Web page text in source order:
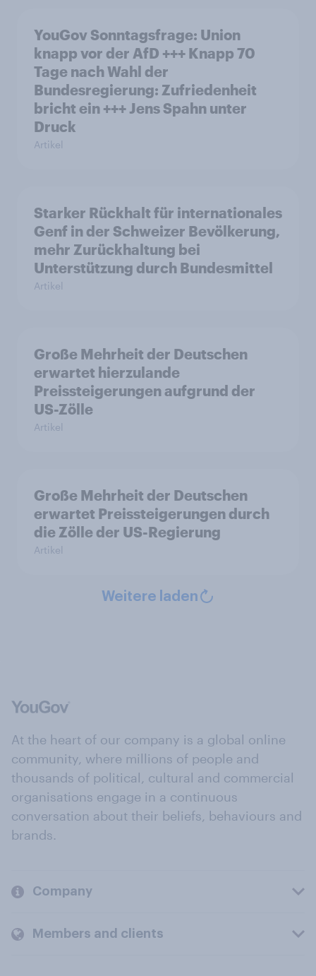
YouGov Sonntagsfrage: Union
knapp vor der AfD +++ Knapp 70
Tage nach Wahl der
Bundesregierung: Zufriedenheit
bricht ein +++ Jens Spahn unter
Druck
Artikel
Starker Rückhalt für internationales
Genf in der Schweizer Bevölkerung,
mehr Zurückhaltung bei
Unterstützung durch Bundesmittel
Artikel
Große Mehrheit der Deutschen
erwartet hierzulande
Preissteigerungen aufgrund der
US-Zölle
Artikel
Große Mehrheit der Deutschen
erwartet Preissteigerungen durch
die Zölle der US-Regierung
Artikel
Weitere laden
At the heart of our company is a global online
community, where millions of people and
thousands of political, cultural and commercial
organisations engage in a continuous
conversation about their beliefs, behaviours and
brands.
Company
Members and clients